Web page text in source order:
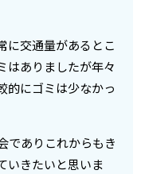
に交通量があるとこ
はありましたが年々
的にゴミは少なかっ
でありこれからもき
いきたいと思いま